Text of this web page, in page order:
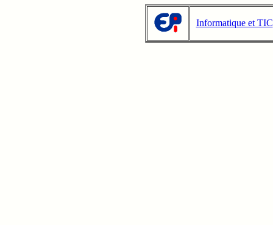
Informatique et TIC